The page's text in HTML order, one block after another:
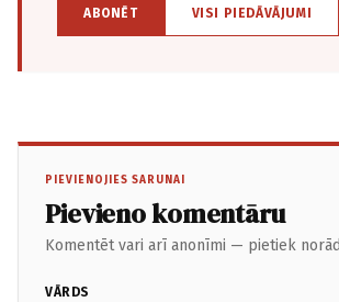
ABONĒT VISI PIEDĀVĀJUMI
PIEVIENOJIES SARUNAI
Pievieno komentāru
Komentēt vari arī anonīmi — pietiek
VĀRDS